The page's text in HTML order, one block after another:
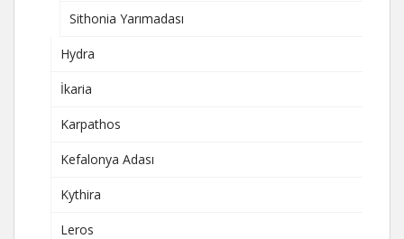
Sithonia Yarımadası
Hydra
İkaria
Karpathos
Kefalonya Adası
Kythira
Leros